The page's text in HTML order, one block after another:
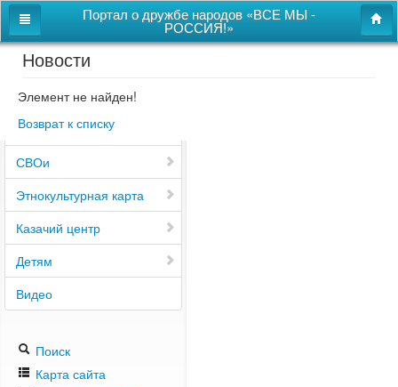
Портал о дружбе народов «ВСЕ МЫ -
РОССИЯ!»
Главная
Дом дружбы народов
Новости
СВОи
Этнокультурная карта
Казачий центр
Детям
Видео
Поиск
Карта сайта
Новости
Элемент не найден!
Возврат к списку